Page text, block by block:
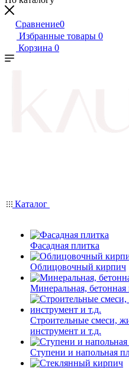
Сравнение0
Избранные товары 0
Корзина 0
Каталог
Фасадная плитка
Облицовочный кирпич
Минеральная, бетонная
Строительные смеси,
инструмент и т.д.
Ступени и напольная